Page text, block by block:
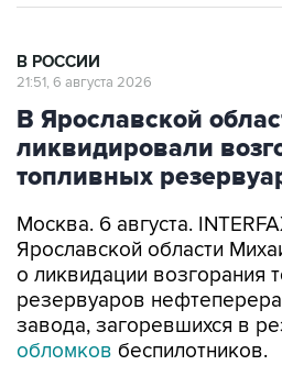
В РОССИИ
21:51, 6 августа 2026
В Ярославской
ликвидировали
топливных
Москва. 6 августа.
Ярославской области
о ликвидации возгорания
резервуаров
завода, загоревшихся в
обломков беспилотников.